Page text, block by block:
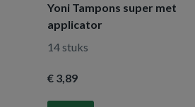
Yoni Tampons super met
applicator
14 stuks
€ 3,89